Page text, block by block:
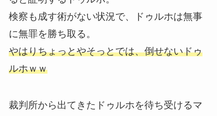
検察も成す術がない状況で、ドゥルホは無事
に無罪を勝ち取る。
やはりちょっとやそっとでは、倒せないドゥ
ルホｗｗ
裁判所から出てきたドゥルホを待ち受けるマ